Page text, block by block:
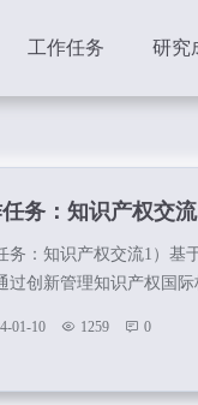
工作任务 研究
务：知识产权交流
务：知识产权交流1）基
过创新管理知识产权国
）招募会员，我们将在
...
01-10 1259 0